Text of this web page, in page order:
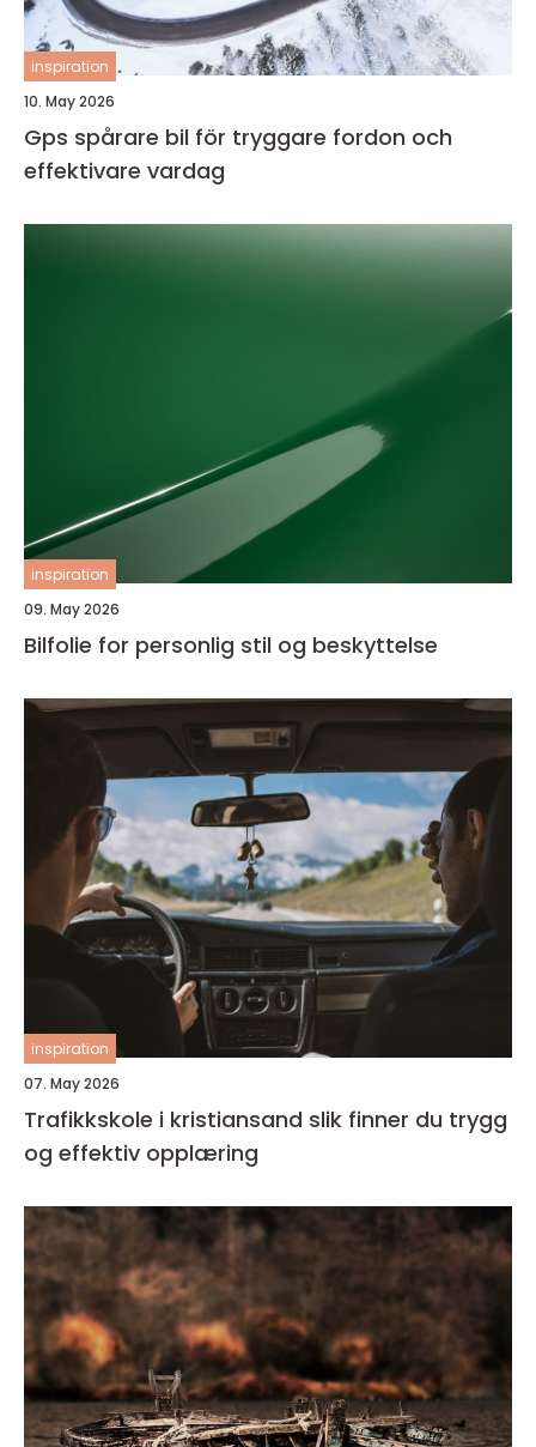
inspiration
10. May 2026
Gps spårare bil för tryggare fordon och
effektivare vardag
inspiration
09. May 2026
Bilfolie for personlig stil og beskyttelse
inspiration
07. May 2026
Trafikkskole i kristiansand slik finner du trygg
og effektiv opplæring